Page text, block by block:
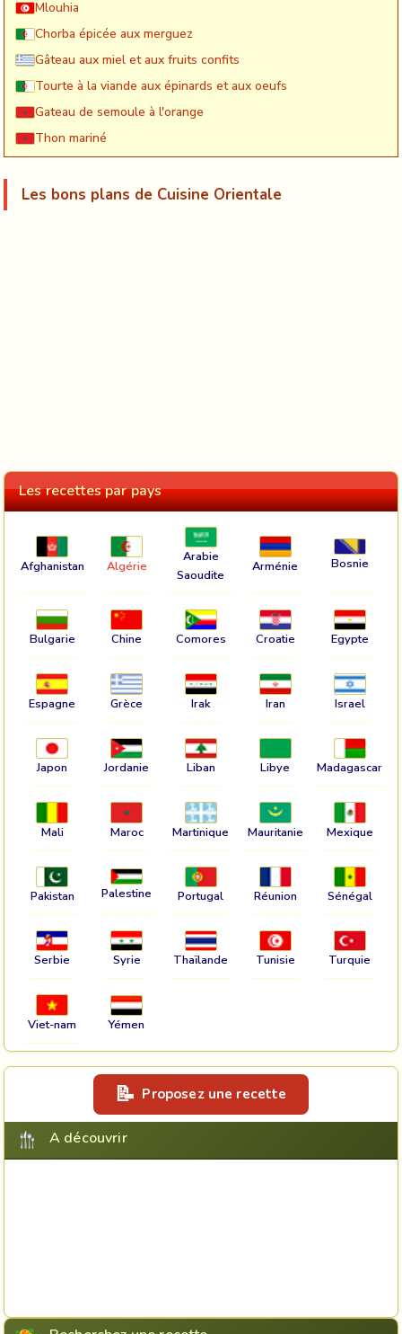
Mlouhia
Chorba épicée aux merguez
Gâteau aux miel et aux fruits confits
Tourte à la viande aux épinards et aux oeufs
Gateau de semoule à l'orange
Thon mariné
Les bons plans de Cuisine Orientale
Les recettes par pays
Afghanistan Algérie
Arabie
Saoudite
Arménie Bosnie
Bulgarie Chine Comores Croatie Egypte
Espagne Grèce Irak Iran Israel
Japon Jordanie Liban Libye Madagascar
Mali Maroc Martinique Mauritanie Mexique
Pakistan Palestine Portugal Réunion Sénégal
Serbie Syrie Thaïlande Tunisie Turquie
Viet-nam Yémen
Proposez une recette
A découvrir